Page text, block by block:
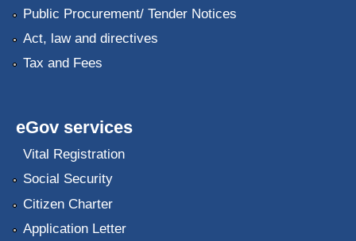
Public Procurement/ Tender Notices
Act, law and directives
Tax and Fees
eGov services
Vital Registration
Social Security
Citizen Charter
Application Letter